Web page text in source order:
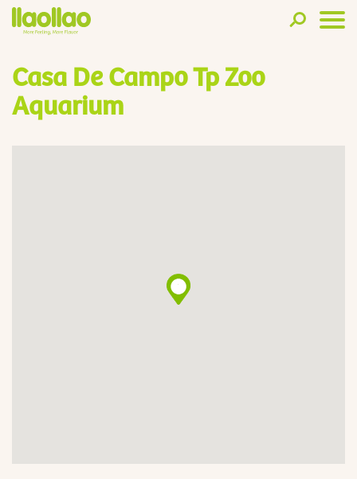
Casa De Campo Tp Zoo
Aquarium